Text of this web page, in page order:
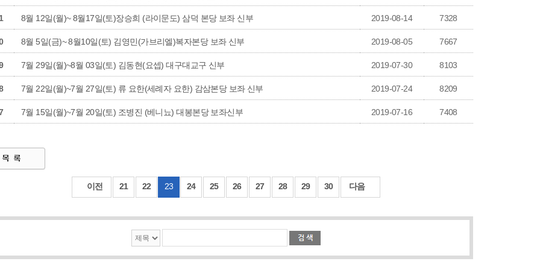
8월 12일(월)~ 8월17일(토)장승희 (라이문도) 삼덕 본당 보좌 신부 2019-08-14 7328
8월 5일(금)~ 8월10일(토) 김영민(가브리엘)복자본당 보좌 신부 2019-08-05 7667
7월 29일(월)~8월 03일(토) 김동현(요셉) 대구대교구 신부 2019-07-30 8103
7월 22일(월)~7월 27일(토) 류 요한(세례자 요한) 감삼본당 보좌 신부 2019-07-24 8209
7월 15일(월)~7월 20일(토) 조병진 (베니뇨) 대봉본당 보좌신부 2019-07-16 7408
이전 21 22 23 24 25 26 27 28 29 30 다음